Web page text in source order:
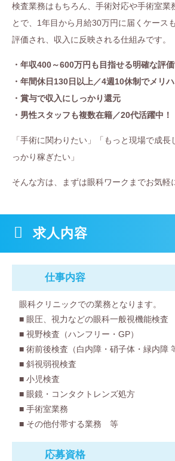
検査業務はもちろん、手術対応や手術室業
とで、1年目から月給30万円に届くケース
評価され、収入に反映される仕組みです。
・年収400～600万円も目指せる明確な評
・年間休日130日以上／4週10休制でメリ
・賞与で収入にしっかり還元
・男性スタッフも複数在籍／20代活躍中！
「手術に関わりたい」「もっと現場で成
っかり稼ぎたい」
そんな方は、まずは眼科ワークまでお気軽
求人内容
仕事内容
眼科クリニックでの業務となります。
■ 眼圧、視力などの眼科一般視機能検査
■ 視野検査（ハンフリー・GP）
■ 術前後検査（白内障・硝子体・緑内障
■ 斜視弱視検査
■ 小児検査
■ 眼鏡・コンタクトレンズ処方
■ 手術室業務
■ その他付帯する業務 等
応募資格